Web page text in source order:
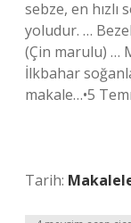
sebze, en
yoludur. …
(Çin marulu) …
İlkbahar
makale…•5
Tarih: